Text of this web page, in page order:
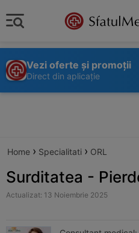
Vezi oferte și promoții
Direct din aplicație
Home › Specialitati › ORL
Surditatea -
Actualizat: 13 Noiembrie 2025